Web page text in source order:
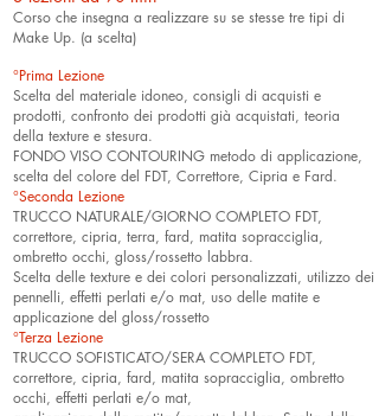
Corso che insegna a realizzare su se stesse tre tipi di
Make Up. (a scelta)
°Prima Lezione
Scelta del materiale idoneo, consigli di acquisti e
prodotti, confronto dei prodotti già acquistati, teoria
della texture e stesura.
FONDO VISO CONTOURING metodo di applicazione,
scelta del colore del FDT, Correttore, Cipria e Fard.
°Seconda Lezione
TRUCCO NATURALE/GIORNO COMPLETO FDT,
correttore, cipria, terra, fard, matita sopracciglia,
ombretto occhi, gloss/rossetto labbra.
Scelta delle texture e dei colori personalizzati, utilizzo dei
pennelli, effetti perlati e/o mat, uso delle matite e
applicazione del gloss/rossetto
°Terza Lezione
TRUCCO SOFISTICATO/SERA COMPLETO FDT,
correttore, cipria, fard, matita sopracciglia, ombretto
occhi, effetti perlati e/o mat,